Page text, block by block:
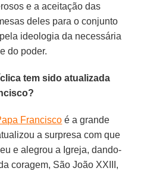
e a aceitação das
deles para o conjunto
ideologia da necessária
do poder.
tem sido atualizada
Francisco é a grande
a surpresa com que
e alegrou a Igreja, dando-
coragem, São João XXIII,